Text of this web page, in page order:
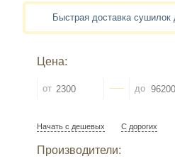
Быстрая доставка
Цена:
от до
Начать с дешевых С дорогих
Производители: